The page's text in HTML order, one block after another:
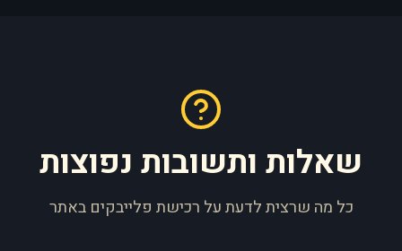
שאלות ותשובות נפוצות
כל מה שרצית לדעת על רכישת פלייבקים באתר